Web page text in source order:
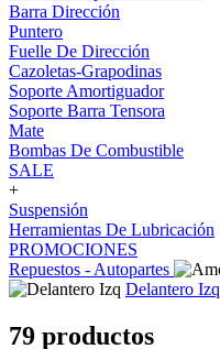
Barra Dirección
Puntero
Fuelle De Dirección
Cazoletas-Grapodinas
Soporte Amortiguador
Soporte Barra Tensora
Mate
Bombas De Combustible
SALE
+
Suspensión
Herramientas De Lubricación
PROMOCIONES
Repuestos - Autopartes
Delantero Izq
79 productos